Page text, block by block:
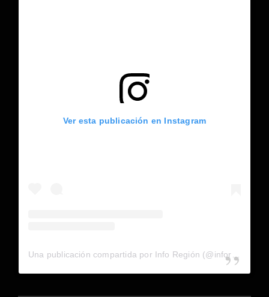
Ver esta publicación en Instagram